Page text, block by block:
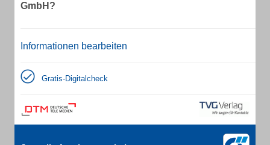
GmbH?
Informationen bearbeiten
Gratis-Digitalcheck